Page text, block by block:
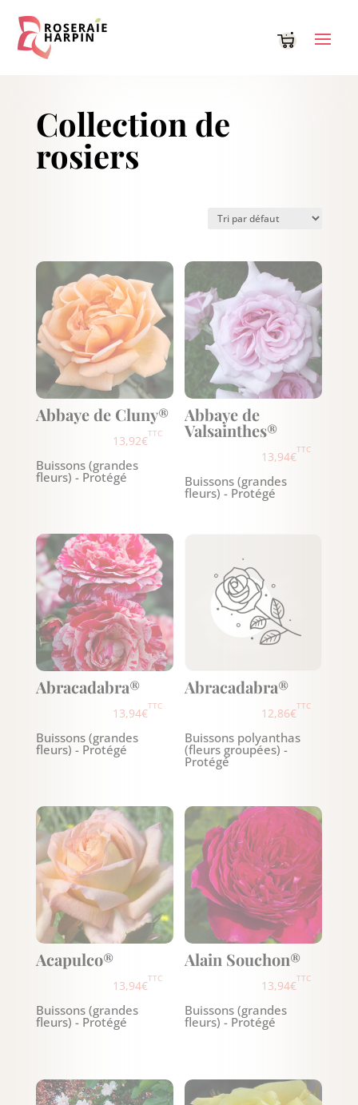
Collection de
rosiers
Abbaye de Cluny®
13,92€TTC
Buissons (grandes
fleurs) - Protégé
Abbaye de
Valsainthes®
13,94€TTC
Buissons (grandes
fleurs) - Protégé
Abracadabra®
13,94€TTC
Buissons (grandes
fleurs) - Protégé
Abracadabra®
12,86€TTC
Buissons polyanthas
(fleurs groupées) -
Protégé
Acapulco®
13,94€TTC
Buissons (grandes
fleurs) - Protégé
Alain Souchon®
13,94€TTC
Buissons (grandes
fleurs) - Protégé